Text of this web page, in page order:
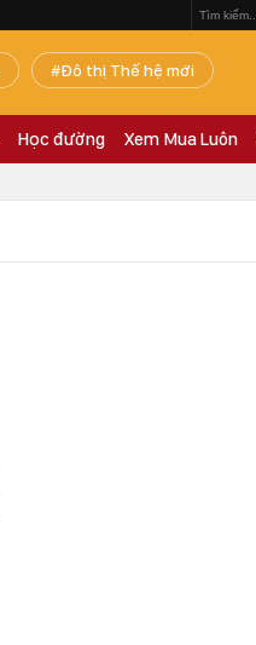
Đô thị Thế hệ mới
Học đường Xem Mua Luôn